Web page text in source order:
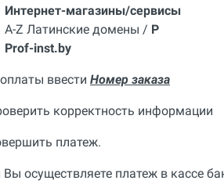
Интернет-магазины/сервисы
A-Z Латинские домены / P
Prof-inst.by
ввести Номер заказа
корректность информации
платеж.
Вы осуществляете платеж в кассе